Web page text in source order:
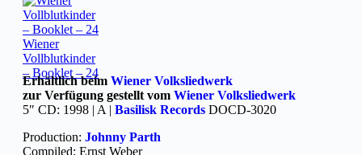
Wiener
Vollblutkinder
– Booklet – 24
Erhältlich beim Wiener Volksliedwerk
zur Verfügung gestellt vom Wiener Volksliedwerk
5″ CD: 1998 | A | Basilisk Records DOCD-3020
Production: Johnny Parth
Compiled: Ernst Weber